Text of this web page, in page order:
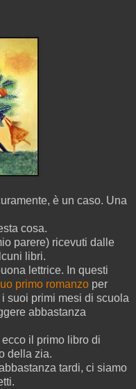
è un caso. Una
cosa.
parere) ricevuti dalle
libri.
lettrice. In questi
primo romanzo per
suoi primi mesi di scuola
abbastanza
ecco il primo libro di
della zia.
tardi, ci siamo